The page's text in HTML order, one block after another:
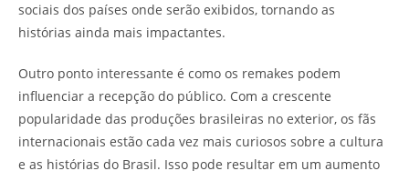
sociais dos países onde serão exibidos, tornando as
histórias ainda mais impactantes.
Outro ponto interessante é como os remakes podem
influenciar a recepção do público. Com a crescente
popularidade das produções brasileiras no exterior, os fãs
internacionais estão cada vez mais curiosos sobre a cultura
e as histórias do Brasil. Isso pode resultar em um aumento